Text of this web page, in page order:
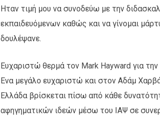
Ηταν τιμή μου να συνοδεύω με την
εκπαιδευόμενων καθώς και να γίνομαι
δουλέψανε.
Ευχαριστώ θερμά τον Mark Hayward για
Ενα μεγάλο ευχαριστώ και στον Αδάμ
Ελλάδα βρίσκεται πίσω από κάθε
αφηγηματικών ιδεών μέσω του ΙΑΨ σε